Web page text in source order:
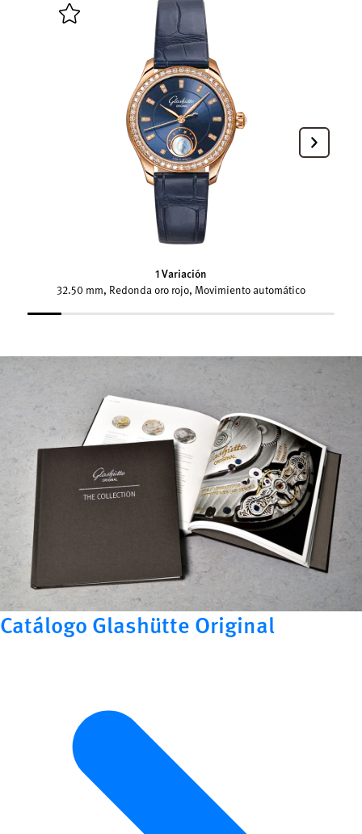
1 Variación
32.50 mm, Redonda oro rojo, Movimiento automático
Catálogo Glashütte Original